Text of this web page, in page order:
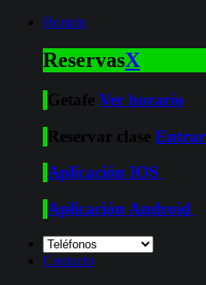
Horario
ReservasX
Getafe Ver horario
Reservar clase Entrar
Aplicación IOS
Aplicación Android
Contacto